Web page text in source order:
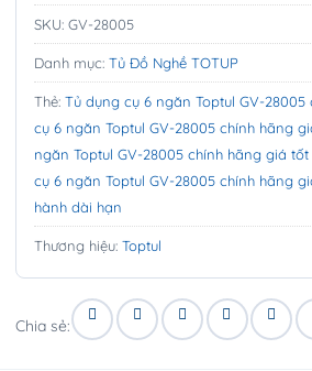
SKU: GV-28005
Danh mục: Tủ Đồ Nghề TOTUP
Thẻ: Tủ dụng cụ 6 ngăn Toptul GV-28005
cụ 6 ngăn Toptul GV-28005 chính hãng
ngăn Toptul GV-28005 chính hãng giá
cụ 6 ngăn Toptul GV-28005 chính hãng
hành dài hạn
Thương hiệu: Toptul
Chia sẻ: